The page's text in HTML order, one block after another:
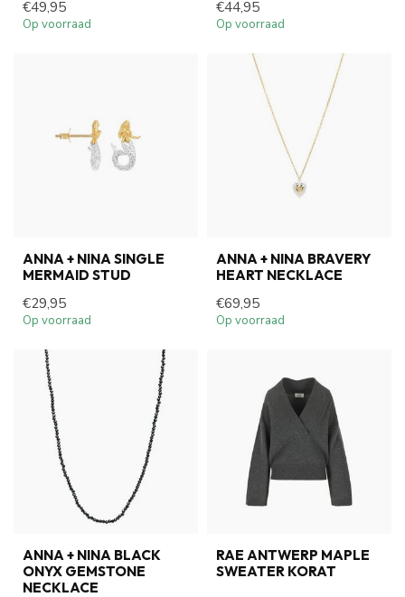
€49,95
Op voorraad
€44,95
Op voorraad
ANNA + NINA SINGLE
MERMAID STUD
€29,95
Op voorraad
ANNA + NINA BRAVERY
HEART NECKLACE
€69,95
Op voorraad
ANNA + NINA BLACK
ONYX GEMSTONE
NECKLACE
RAE ANTWERP MAPLE
SWEATER KORAT